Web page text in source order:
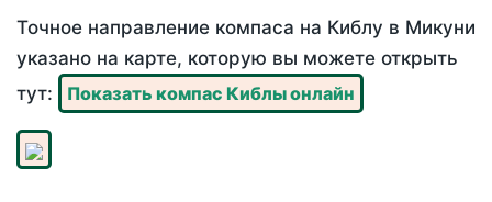
Точное направление компаса на Киблу в Микуни
указано на карте, которую вы можете открыть
тут:
Показать компас Киблы онлайн